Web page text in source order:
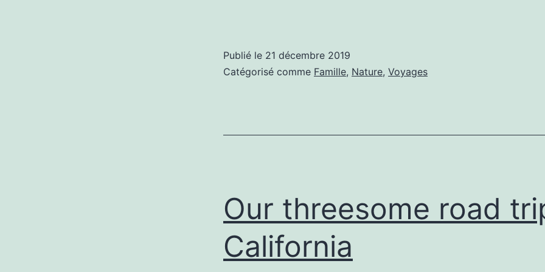
Publié le 21 décembre 2019
Catégorisé comme Famille, Nature, Voyages
Our threesome road
California